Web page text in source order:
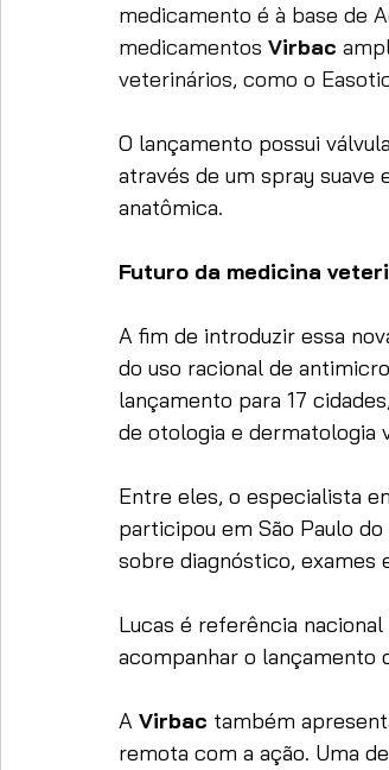
medicamento é à base de
medicamentos Virbac
veterinários, como o
O lançamento possui
através de um spray suave
anatômica.
Futuro da medicina
A fim de introduzir essa
do uso racional de
lançamento para 17
de otologia e dermatologia
Entre eles, o especialista
participou em São Paulo
sobre diagnóstico,
Lucas é referência
acompanhar o lançamento
A Virbac também
remota com a ação. Uma